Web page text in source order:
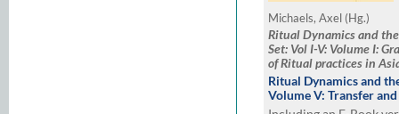
Michaels, Axel (Hg.)
Ritual Dynamics and
Set: Vol I-V: Volume I:
of Ritual practices in
Performance, Agency
State, Power and
Ritual Dynamics and
Volume V: Transfer and